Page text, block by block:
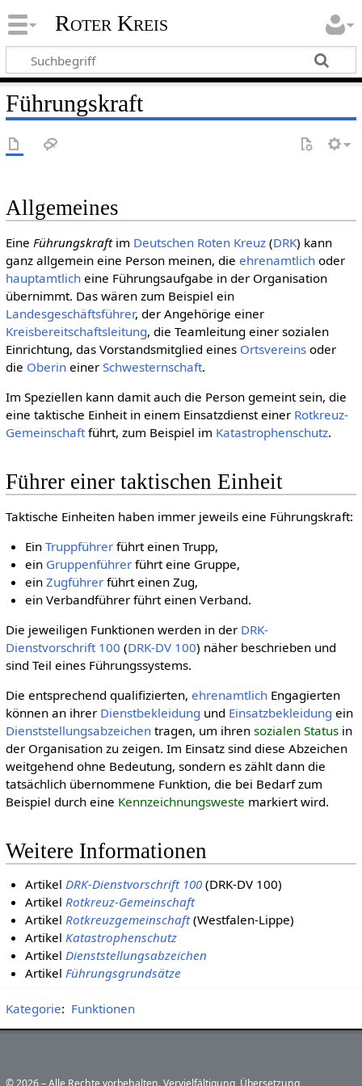
Roter Kreis
Führungskraft
Allgemeines
Eine Führungskraftim Deut­schen Roten Kreuz(DRK) kann
ganz allgemein eine Person meinen, die ehren­amtlichoder
haupt­amt­licheine Führungsaufgabe in der Organisation
übernimmt. Das wären zum Beispiel ein
Landesgeschäftsführer, der Angehörige einer
Kreisbereitschaftsleitung, die Teamleitung einer sozialen
Einrichtung, das Vorstandsmitglied eines Ortsvereinsoder
die Oberineiner Schwesternschaft.
Im Speziellen kann damit auch die Person gemeint sein, die
eine taktische Einheit in einem Einsatzdienst einer Rotkreuz-
Gemeinschaftführt, zum Beispiel im Katastrophenschutz.
Führer einer taktischen Einheit
Taktische Einheiten haben immer jeweils eine Führungskraft:
EinTruppführer führt einen Trupp,
ein Gruppenführer führt eine Gruppe,
einZugführer führt einen Zug,
ein Verbandführer führt einen Verband.
Die jeweiligen Funktionen werden in der DRK-
Dienstvorschrift 100 (DRK-DV 100) näher beschrieben und
sind Teil eines Führungssystems.
Die entsprechend qualifizierten, ehren­amtlichEngagierten
können an ihrer Dienstbekleidung und Einsatzbekleidung ein
Dienststellungsabzeichentragen, um ihren sozialen Statusin
der Organisation zu zeigen. Im Einsatz sind diese Abzeichen
weitgehend ohne Bedeutung, sondern es zählt dann die
tatsächlich übernommene Funktion, die bei Bedarf zum
Beispiel durch eine Kennzeichnungsweste markiert wird.
Weitere Informationen
ArtikelDRK-Dienstvorschrift 100 (DRK-DV 100)
ArtikelRotkreuz-Gemeinschaft
ArtikelRotkreuzgemeinschaft(Westfalen-Lippe)
ArtikelKatastrophenschutz
ArtikelDienststellungsabzeichen
ArtikelFührungsgrundsätze
Kategorie: Funktionen